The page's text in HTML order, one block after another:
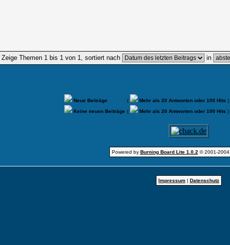
Zeige Themen 1 bis 1 von 1, sortiert nach in
Neue Beiträge ( Mehr als 20 Antworten oder 100 Hits )
Keine neuen Beiträge ( Mehr als 20 Antworten oder 100 Hits )
Powered by Burning Board Lite 1.0.2 © 2001-2004
Impressum | Datenschutz